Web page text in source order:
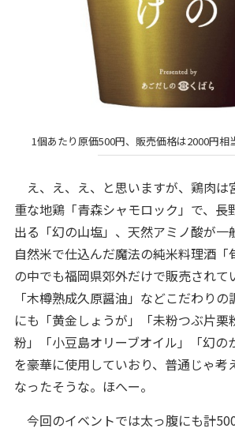
1個あたり原価500円、販売価格は2000円
え、え、え、と思いますが、鶏肉は
重な地鶏「青森シャモロック」で、長
出る「幻の山塩」、天然アミノ酸が一
自然米で仕込んだ魔法の純米料理酒「
の中でも福岡県郊外だけで販売されて
「木樽熟成久原醤油」などこだわり
にも「黄金しょうが」「未粉つぶ片栗
粉」「小豆島オリーブオイル」「幻の
を豪華に使用していおり、普通じゃ考
なったそうな。ほへー。
今回のイベントでは太っ腹にも計